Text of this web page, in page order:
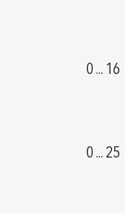
0 ... 16
0 ... 25